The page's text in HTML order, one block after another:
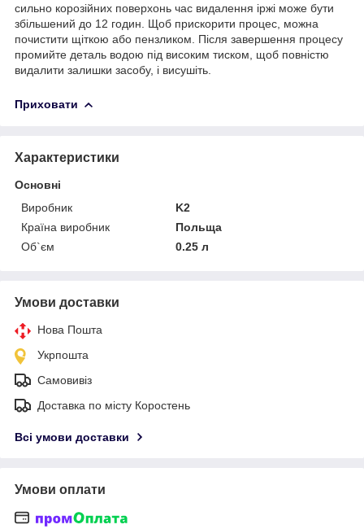
сильно корозійних поверхонь час видалення іржі може бути
збільшений до 12 годин. Щоб прискорити процес, можна
почистити щіткою або пензликом. Після завершення процесу
промийте деталь водою під високим тиском, щоб повністю
видалити залишки засобу, і висушіть.
Приховати
Характеристики
Основні
Виробник
K2
Країна виробник
Польща
Об`єм
0.25 л
Умови доставки
Нова Пошта
Укрпошта
Самовивіз
Доставка по місту Коростень
Всі умови доставки
Умови оплати